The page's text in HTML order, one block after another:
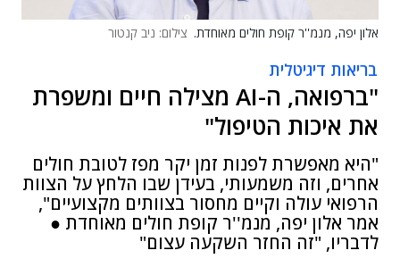
אלון יפה, מנמ''ר קופת חולים מאוחדת. צילום: ניב קנטור
בריאות דיגיטלית
"ברפואה, ה-AI מצילה חיים ומשפרת
את איכות הטיפול"
"היא מאפשרת לפנות זמן יקר מפז לטובת חולים
אחרים, וזה משמעותי, בעידן שבו הלחץ על הצוות
הרפואי עולה וקיים מחסור בצוותים מקצועיים",
אמר אלון יפה, מנמ''ר קופת חולים מאוחדת ●
לדבריו, "זה החזר השקעה עצום"